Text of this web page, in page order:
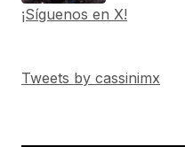
¡Síguenos en X!
Tweets by cassinimx